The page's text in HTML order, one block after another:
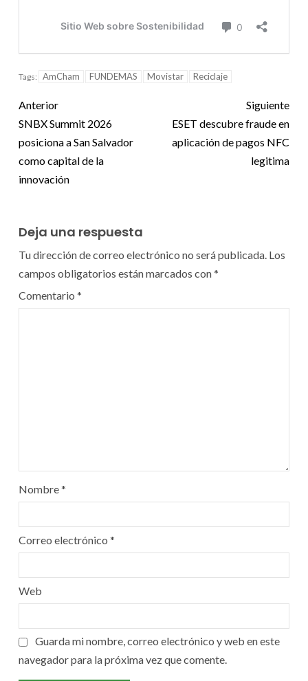
Tags: AmCham FUNDEMAS Movistar Reciclaje
Anterior
SNBX Summit 2026
posiciona a San Salvador
como capital de la
innovación
Siguiente
ESET descubre fraude en
aplicación de pagos NFC
legitima
Deja una respuesta
Tu dirección de correo electrónico no será publicada. Los
campos obligatorios están marcados con*
Comentario *
Nombre*
Correo electrónico *
Web
Guarda mi nombre, correo electrónico y web en este
navegador para la próxima vez que comente.